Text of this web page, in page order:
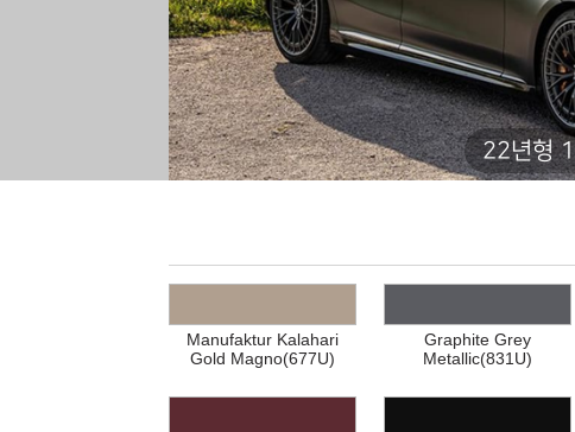
22년형
Manufaktur Kalahari
Gold Magno(677U)
Graphite Grey
Metallic(831U)